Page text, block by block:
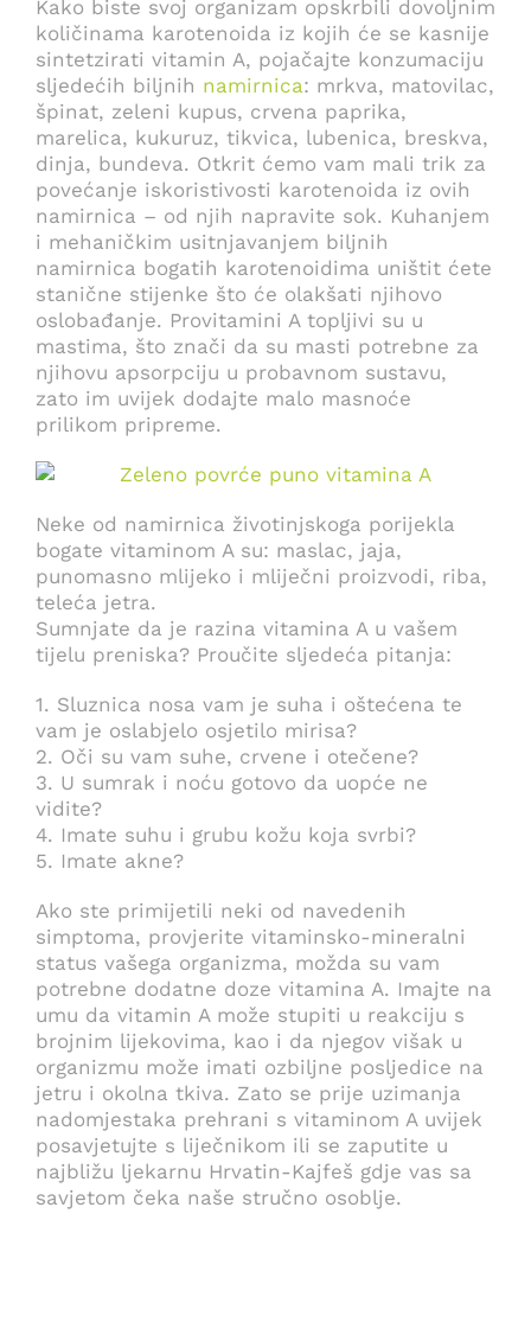
Kako biste svoj organizam opskrbili dovoljnim
količinama karotenoida iz kojih će se kasnije
sintetzirati vitamin A, pojačajte konzumaciju
sljedećih biljnih namirnica: mrkva, matovilac,
špinat, zeleni kupus, crvena paprika,
marelica, kukuruz, tikvica, lubenica, breskva,
dinja, bundeva. Otkrit ćemo vam mali trik za
povećanje iskoristivosti karotenoida iz ovih
namirnica – od njih napravite sok. Kuhanjem
i mehaničkim usitnjavanjem biljnih
namirnica bogatih karotenoidima uništit ćete
stanične stijenke što će olakšati njihovo
oslobađanje. Provitamini A topljivi su u
mastima, što znači da su masti potrebne za
njihovu apsorpciju u probavnom sustavu,
zato im uvijek dodajte malo masnoće
prilikom pripreme.
Neke od namirnica životinjskoga porijekla
bogate vitaminom A su: maslac, jaja,
punomasno mlijeko i mliječni proizvodi, riba,
teleća jetra.
Sumnjate da je razina vitamina A u vašem
tijelu preniska? Proučite sljedeća pitanja:
1. Sluznica nosa vam je suha i oštećena te
vam je oslabjelo osjetilo mirisa?
2. Oči su vam suhe, crvene i otečene?
3. U sumrak i noću gotovo da uopće ne
vidite?
4. Imate suhu i grubu kožu koja svrbi?
5. Imate akne?
Ako ste primijetili neki od navedenih
simptoma, provjerite vitaminsko-mineralni
status vašega organizma, možda su vam
potrebne dodatne doze vitamina A. Imajte na
umu da vitamin A može stupiti u reakciju s
brojnim lijekovima, kao i da njegov višak u
organizmu može imati ozbiljne posljedice na
jetru i okolna tkiva. Zato se prije uzimanja
nadomjestaka prehrani s vitaminom A uvijek
posavjetujte s liječnikom ili se zaputite u
najbližu ljekarnu Hrvatin-Kajfeš gdje vas sa
savjetom čeka naše stručno osoblje.